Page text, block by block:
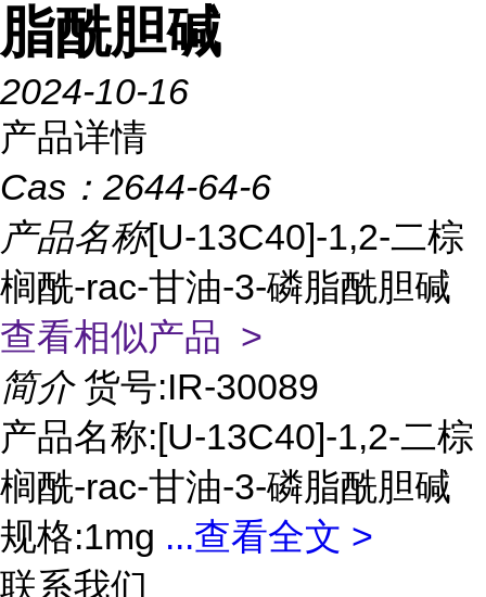
脂酰胆碱
2024-10-16
产品详情
Cas： 2644-64-6
产品名称[U-13C40]-1,2-二棕
榈酰-rac-甘油-3-磷脂酰胆碱
查看相似产品 >
简介 货号:IR-30089
产品名称:[U-13C40]-1,2-二棕
榈酰-rac-甘油-3-磷脂酰胆碱
规格:1mg ...查看全文 >
联系我们